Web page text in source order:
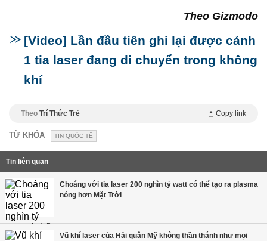
Theo Gizmodo
[Video] Lần đầu tiên ghi lại được cảnh
1 tia laser đang di chuyển trong không
khí
Theo Trí Thức Trẻ Copy link
TỪ KHÓA TIN QUỐC TẾ
Tin liên quan
Choáng với tia laser 200 nghìn tỷ watt có thể tạo ra plasma
nóng hơn Mặt Trời
Vũ khí laser của Hải quân Mỹ không thần thánh như mọi